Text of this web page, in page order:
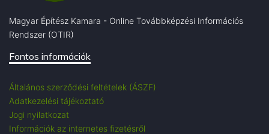
Magyar Építész Kamara - Online Továbbképzési Információs
Rendszer (OTIR)
Fontos információk
Általános szerződési feltételek (ÁSZF)
Adatkezelési tájékoztató
Jogi nyilatkozat
Információk az internetes fizetésről